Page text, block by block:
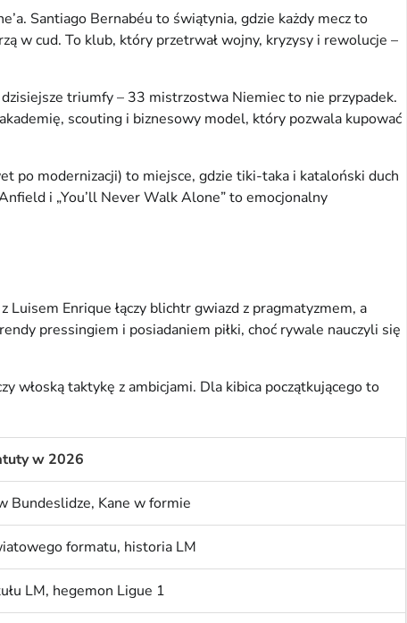
Santiago Bernabéu to świątynia, gdzie każdy mecz to
w cud. To klub, który przetrwał wojny, kryzysy i rewolucje –
triumfy – 33 mistrzostwa Niemiec to nie przypadek.
scouting i biznesowy model, który pozwala kupować
po modernizacji) to miejsce, gdzie tiki-taka i kataloński duch
i „You’ll Never Walk Alone” to emocjonalny
Enrique łączy blichtr gwiazd z pragmatyzmem, a
pressingiem i posiadaniem piłki, choć rywale nauczyli się
włoską taktykę z ambicjami. Dla kibica początkującego to
w 2026
Bundeslidze, Kane w formie
formatu, historia LM
LM, hegemon Ligue 1